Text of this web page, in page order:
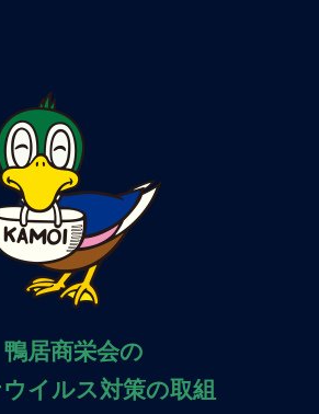
鴨居商栄会の
イルス対策の取組